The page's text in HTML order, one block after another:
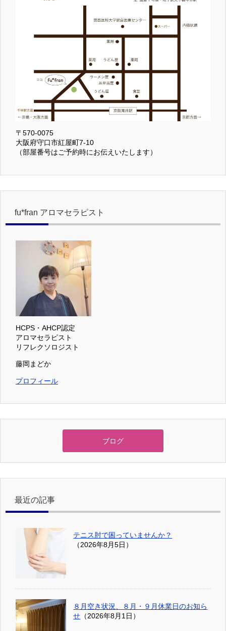
〒570-0075
大阪府守口市紅屋町7-10
（部屋番号はご予約時にお伝えいたします）
fu*fran アロマセラピスト
HCPS・AHCP認定
アロマセラピスト
リフレクソロジスト
藤岡まどか
プロフィール
ブログ
最近の記事
テニス肘で困っていませんか？
（2026年8月5日）
８月空き状況、８月・９月休業日のお知ら
せ （2026年8月1日）